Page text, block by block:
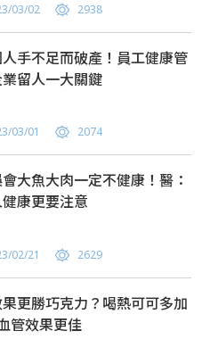
03/02 2938
人手不足而破產！員工健康管
留人一大關鍵
03/01 2074
大魚大肉一定不健康！醫：
康更要注意
02/21 2629
更勝巧克力？喝熱可可多加
管效果更佳